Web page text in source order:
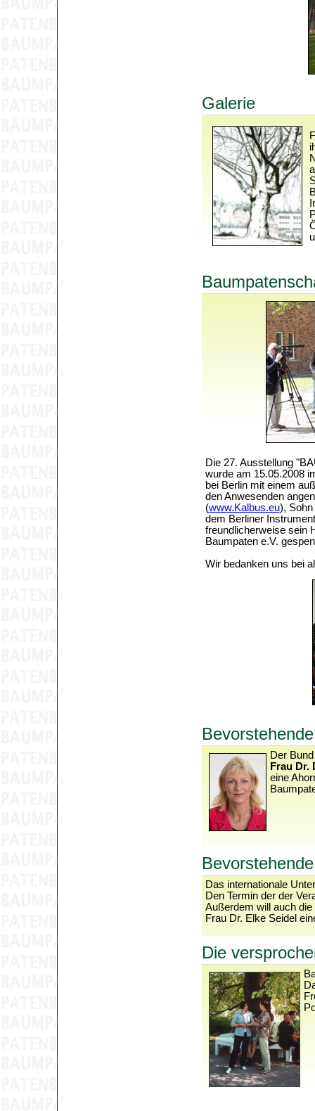
Galerie
Die 27. Ausstellung
wurde am 15.05.2008
bei Berlin mit einem
den Anwesenden
(www.Kalbus.eu), Sohn
dem Berliner
freundlicherweise sein
Baumpaten e.V.
Wir bedanken uns bei
Der
Frau Dr.
eine
Das internationale
Den Termin der der
Außerdem will auch
Frau Dr. Elke Seidel
Die